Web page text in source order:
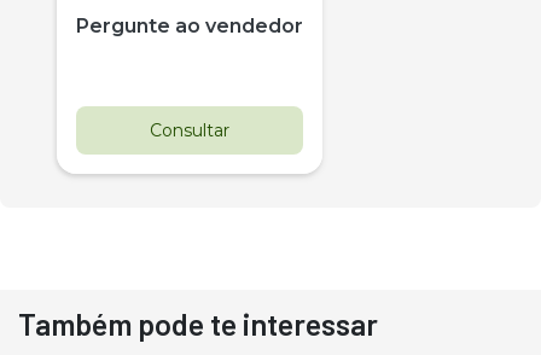
Pergunte ao vendedor
Consultar
Destaque
Também pode te interessar